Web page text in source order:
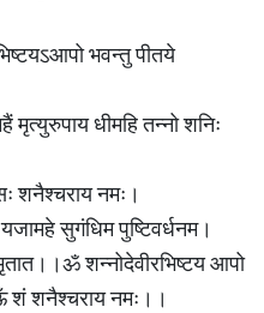
भवन्तु पीतये
धीमहि तन्नो शनिः
शनैश्चराय नमः।
सुगंधिम पुष्टिवर्धनम।
मृतात।।ॐ शन्नोदेवीरभिष्टय आपो
शं शनैश्चराय नमः।।